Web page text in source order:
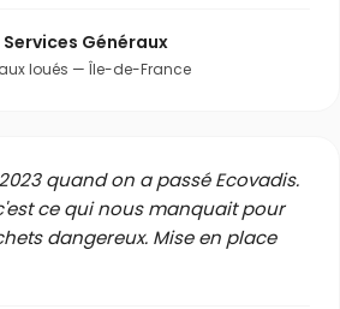
Généraux
loués — Île-de-France
quand on a passé Ecovadis.
ce qui nous manquait pour
dangereux. Mise en place